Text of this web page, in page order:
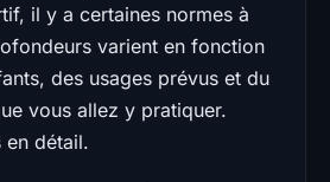
il y a certaines normes à
varient en fonction
des usages prévus et du
vous allez y pratiquer.
en détail.